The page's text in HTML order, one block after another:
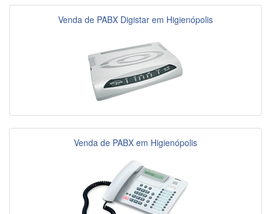
Venda de PABX Digistar em Higienópolis
Venda de PABX em Higienópolis